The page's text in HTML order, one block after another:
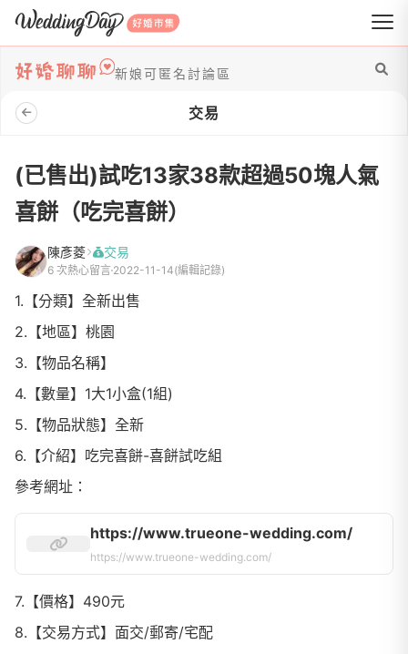
WeddingDay 好婚市集
新娘可匿名討論區
交易
(已售出)試吃13家38款超過50塊人氣
喜餅（吃完喜餅）
陳彥菱 交易
6 次熱心留言 2022-11-14(編輯記錄)
1.【分類】全新出售
2.【地區】桃園
3.【物品名稱】
4.【數量】1大1小盒(1組)
5.【物品狀態】全新
6.【介紹】吃完喜餅-喜餅試吃組
參考網址：
https://www.trueone-wedding.com/
https://www.trueone-wedding.com/
7.【價格】490元
8.【交易方式】面交/郵寄/宅配